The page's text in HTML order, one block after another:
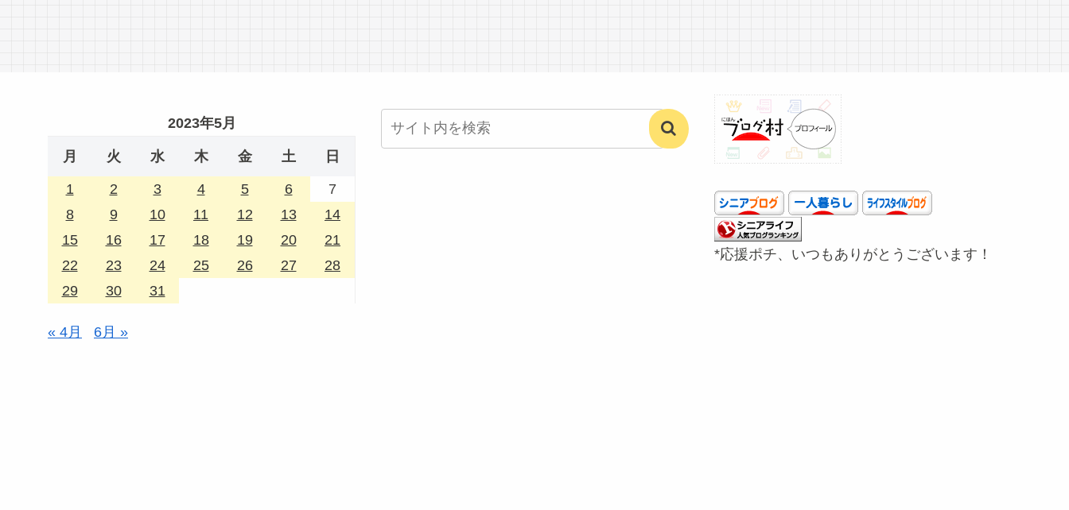
2023年5月
月 火 水 木 金 土 日
1 2 3 4 5 6
7
8
9 10 11 12 13
14
15
16 17 18 19 20
21
22
23 24 25 26 27
28
29
30 31
« 4月 6月 »
*応援ポチ、いつもありがとうございます！